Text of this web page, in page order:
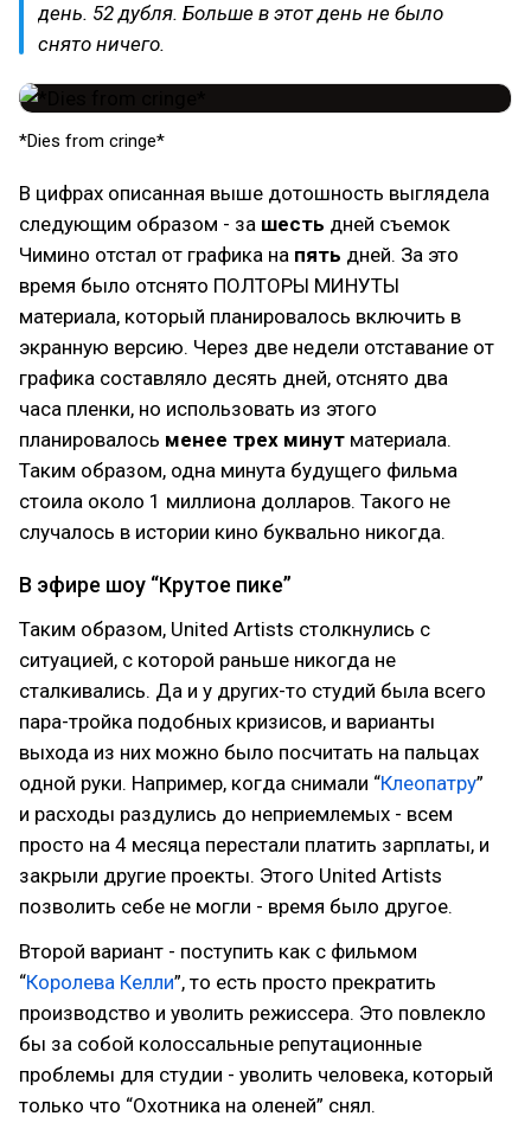
день. 52 дубля. Больше в этот день не было
снято ничего.
*Dies from cringe*
В цифрах описанная выше дотошность выглядела
следующим образом - за шесть дней съемок
Чимино отстал от графика на пять дней. За это
время было отснято ПОЛТОРЫ МИНУТЫ
материала, который планировалось включить в
экранную версию. Через две недели отставание от
графика составляло десять дней, отснято два
часа пленки, но использовать из этого
планировалось менее трех минут материала.
Таким образом, одна минута будущего фильма
стоила около 1 миллиона долларов. Такого не
случалось в истории кино буквально никогда.
В эфире шоу “Крутое пике”
Таким образом, United Artists столкнулись с
ситуацией, с которой раньше никогда не
сталкивались. Да и у других-то студий была всего
пара-тройка подобных кризисов, и варианты
выхода из них можно было посчитать на пальцах
одной руки. Например, когда снимали “Клеопатру”
и расходы раздулись до неприемлемых - всем
просто на 4 месяца перестали платить зарплаты, и
закрыли другие проекты. Этого United Artists
позволить себе не могли - время было другое.
Второй вариант - поступить как с фильмом
“Королева Келли”, то есть просто прекратить
производство и уволить режиссера. Это повлекло
бы за собой колоссальные репутационные
проблемы для студии - уволить человека, который
только что “Охотника на оленей” снял.